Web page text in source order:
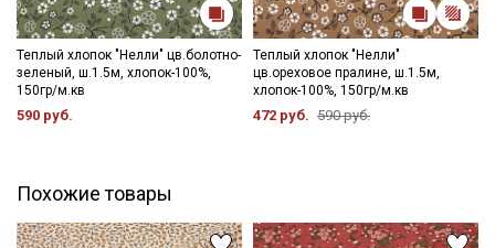
Теплый хлопок "Нелли" цв.болотно-
зеленый, ш.1.5м, хлопок-100%,
150гр/м.кв
590 руб.
Теплый хлопок "Нелли"
цв.ореховое пралине, ш.1.5м,
хлопок-100%, 150гр/м.кв
472 руб. 590 руб.
Похожие товары